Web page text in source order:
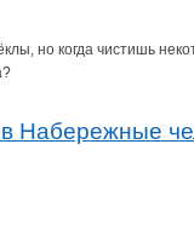
но когда чистишь
в Набережные